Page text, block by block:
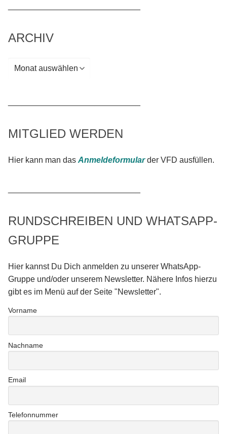
ARCHIV
Archiv
MITGLIED WERDEN
Hier kann man das Anmeldeformularder VFD ausfüllen.
RUNDSCHREIBEN UND WHATSAPP-
GRUPPE
Hier kannst Du Dich anmelden zu unserer WhatsApp-
Gruppe und/oder unserem Newsletter. Nähere Infos hierzu
gibt es im Menü auf der Seite "Newsletter".
Vorname
Nachname
Email
Telefonnummer